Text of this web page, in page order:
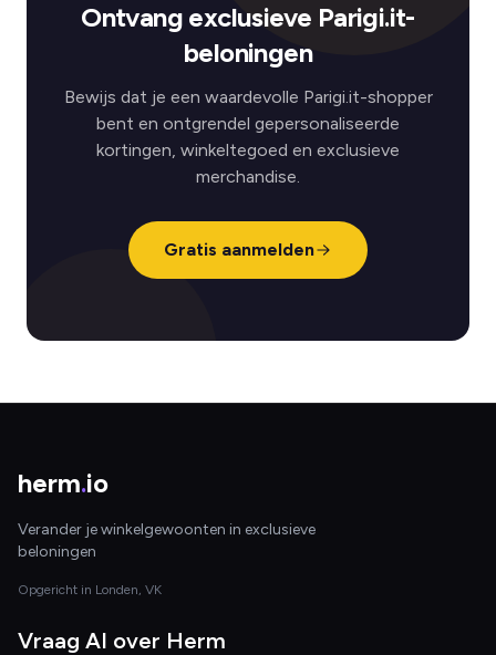
Ontvang exclusieve Parigi.it-
beloningen
Bewijs dat je een waardevolle Parigi.it-shopper
bent en ontgrendel gepersonaliseerde
kortingen, winkeltegoed en exclusieve
merchandise.
Gratis aanmelden
herm.io
Verander je winkelgewoonten in exclusieve
beloningen
Opgericht in Londen, VK
Vraag AI over Herm